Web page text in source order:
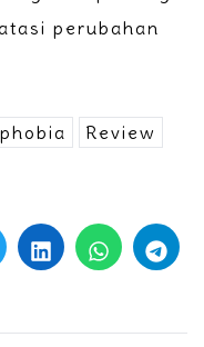
perubahan
Review